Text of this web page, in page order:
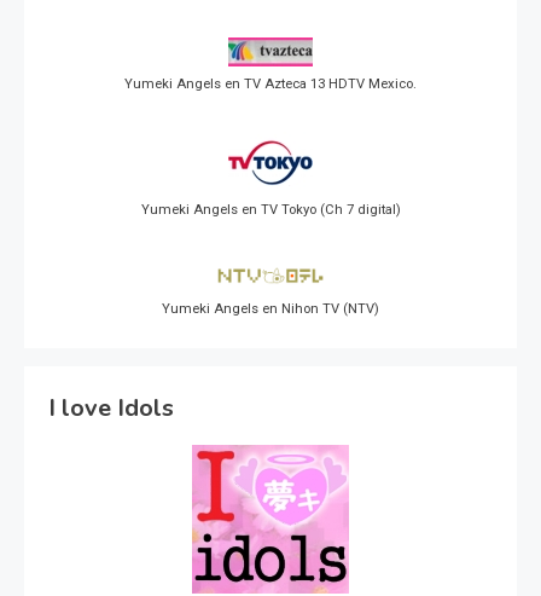
Yumeki Angels en TV Azteca 13 HDTV Mexico.
Yumeki Angels en TV Tokyo (Ch 7 digital)
Yumeki Angels en Nihon TV (NTV)
I love Idols